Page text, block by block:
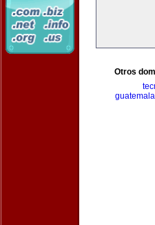
Otros